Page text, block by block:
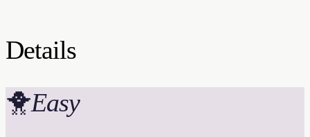
Details
🐥Easy